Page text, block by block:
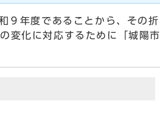
９年度であることから、その折
変化に対応するために「城陽市